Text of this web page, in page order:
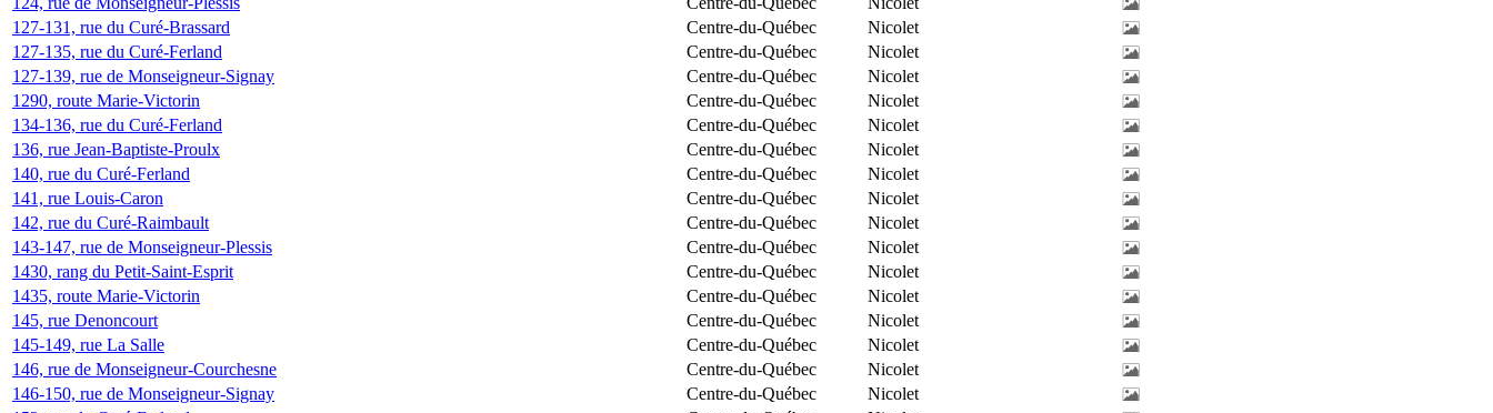
127-131, rue du Curé-Brassard
Centre-du-Québec
Nicolet
127-135, rue du Curé-Ferland
Centre-du-Québec
Nicolet
127-139, rue de Monseigneur-Signay
Centre-du-Québec
Nicolet
1290, route Marie-Victorin
Centre-du-Québec
Nicolet
134-136, rue du Curé-Ferland
Centre-du-Québec
Nicolet
136, rue Jean-Baptiste-Proulx
Centre-du-Québec
Nicolet
140, rue du Curé-Ferland
Centre-du-Québec
Nicolet
141, rue Louis-Caron
Centre-du-Québec
Nicolet
142, rue du Curé-Raimbault
Centre-du-Québec
Nicolet
143-147, rue de Monseigneur-Plessis
Centre-du-Québec
Nicolet
1430, rang du Petit-Saint-Esprit
Centre-du-Québec
Nicolet
1435, route Marie-Victorin
Centre-du-Québec
Nicolet
145, rue Denoncourt
Centre-du-Québec
Nicolet
145-149, rue La Salle
Centre-du-Québec
Nicolet
146, rue de Monseigneur-Courchesne
Centre-du-Québec
Nicolet
146-150, rue de Monseigneur-Signay
Centre-du-Québec
Nicolet